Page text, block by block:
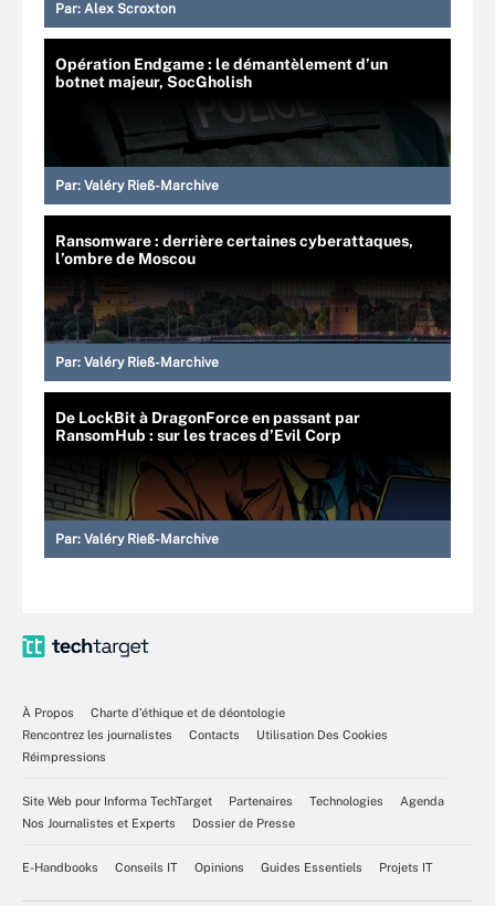
Par: Alex Scroxton
Opération Endgame : le démantèlement d’un
botnet majeur, SocGholish
Par: Valéry Rieß-Marchive
Ransomware : derrière certaines cyberattaques,
l’ombre de Moscou
Par: Valéry Rieß-Marchive
De LockBit à DragonForce en passant par
RansomHub : sur les traces d’Evil Corp
Par: Valéry Rieß-Marchive
À Propos
Charte d’éthique et de déontologie
Rencontrez les journalistes
Contacts
Utilisation Des Cookies
Réimpressions
Site Web pour Informa TechTarget Partenaires Technologies
Agenda
Nos Journalistes et Experts
Dossier de Presse
E-Handbooks Conseils IT Opinions Guides Essentiels Projets IT